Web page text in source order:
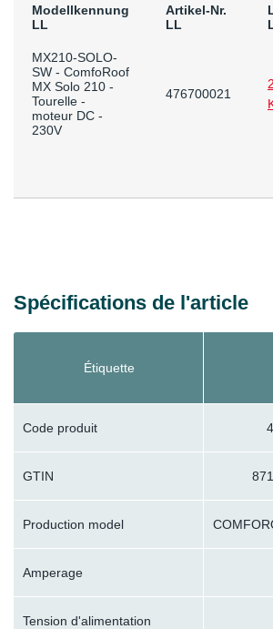
Modellkennung
LL
Artikel-Nr.
LL
MX210-SOLO-
SW - ComfoRoof
MX Solo 210 -
Tourelle -
moteur DC -
230V
476700021
Spécifications de l'article
Étiquette
Code produit
GTIN
Production model
Amperage
Tension d'alimentation